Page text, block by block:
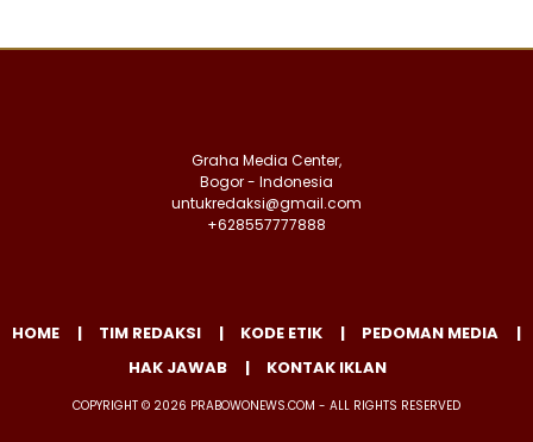
Graha Media Center,
Bogor - Indonesia
untukredaksi@gmail.com
+628557777888
HOME TIM REDAKSI KODE ETIK
PEDOMAN MEDIA
HAK JAWAB
KONTAK IKLAN
COPYRIGHT © 2026 PRABOWONEWS.COM - ALL RIGHTS RESERVED